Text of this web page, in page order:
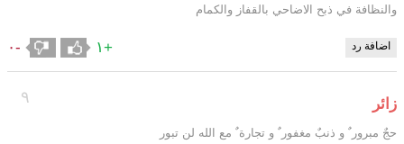
والنظافة في ذبح الاضاحي بالقفاز والكمام
اضافة رد +١ -٠
٩ زائر
حجٌ مبرور ٌ و ذنبٌ مغفور ٌ و تجارة ٌ مع الله لن تبور